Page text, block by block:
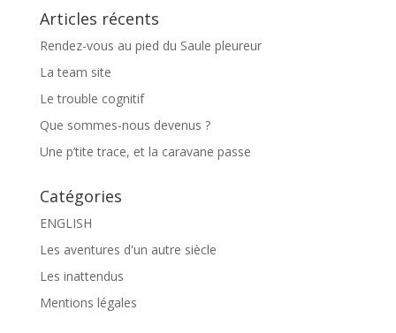
Articles récents
Rendez-vous au pied du Saule pleureur
La team site
Le trouble cognitif
Que sommes-nous devenus ?
Une p’tite trace, et la caravane passe
Catégories
ENGLISH
Les aventures d'un autre siècle
Les inattendus
Mentions légales